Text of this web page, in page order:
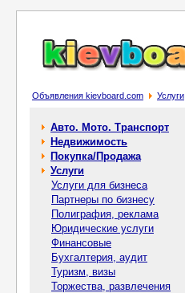
Объявления kievboard.com Услуги
Авто. Мото. Транспорт
Недвижимость
Покупка/Продажа
Услуги
Услуги для бизнеса
Партнеры по бизнесу
Полиграфия, реклама
Юридические услуги
Финансовые
Бухгалтерия, аудит
Туризм, визы
Торжества, развлечения